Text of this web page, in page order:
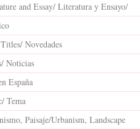
and Essay/ Literatura y Ensayo/
Novedades
Noticias
España
Tema
Paisaje/Urbanism, Landscape